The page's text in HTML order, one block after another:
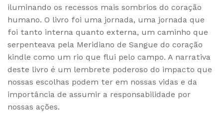
iluminando os recessos mais sombrios do coração
humano. O livro foi uma jornada, uma jornada que
foi tanto interna quanto externa, um caminho que
serpenteava pela Meridiano de Sangue do coração
kindle como um rio que flui pelo campo. A narrativa
deste livro é um lembrete poderoso do impacto que
nossas escolhas podem ter em nossas vidas e da
importância de assumir a responsabilidade por
nossas ações.